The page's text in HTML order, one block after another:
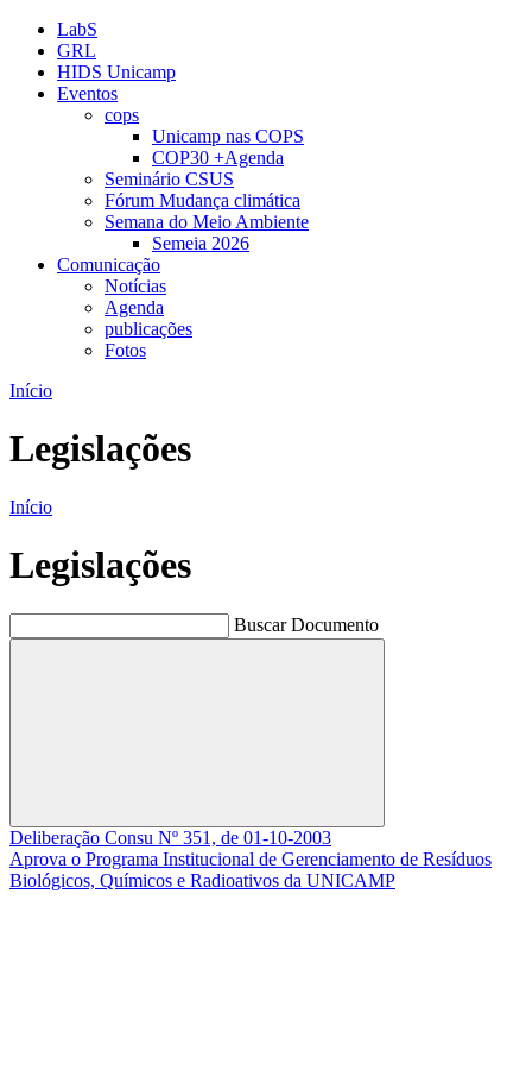
LabS
GRL
HIDS Unicamp
Eventos
cops
Unicamp nas COPS
COP30 +Agenda
Seminário CSUS
Fórum Mudança climática
Semana do Meio Ambiente
Semeia 2026
Comunicação
Notícias
Agenda
publicações
Fotos
Início
Legislações
Início
Legislações
Buscar Documento
Buscar
Deliberação Consu Nº 351, de 01-10-2003
Aprova o Programa Institucional de Gerenciamento de Resíduos
Biológicos, Químicos e Radioativos da UNICAMP